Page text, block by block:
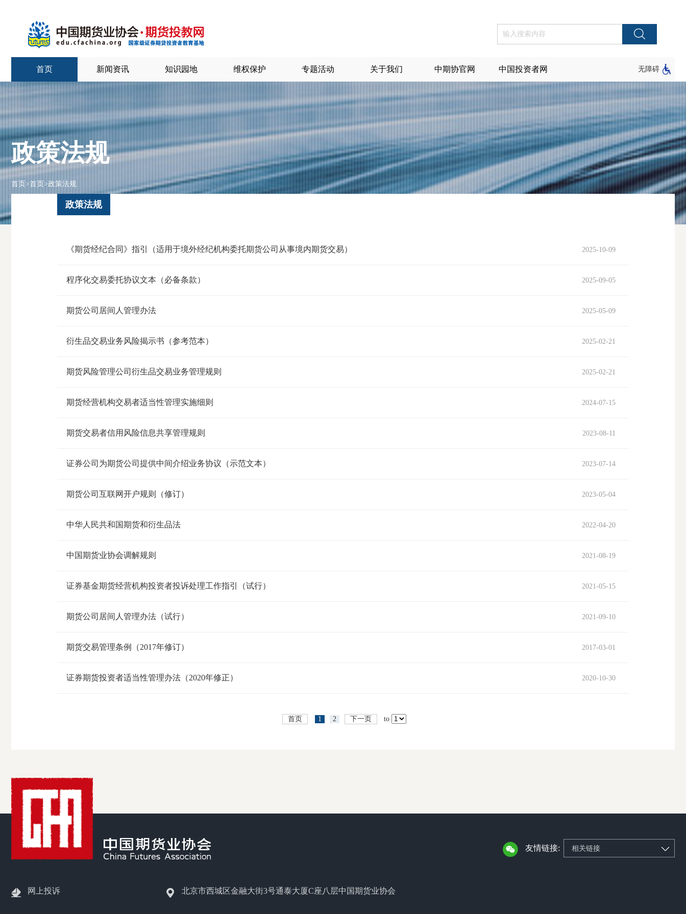
首页 新闻资讯 知识园地 维权保护 专题活动 关于我们 中期协官网 中国投资者网 无障碍
政策法规
首页>首页>政策法规
政策法规
2025-10-09
《期货经纪合同》指引（适用于境外经纪机构委托期货公司从事境内期货交易）
2025-09-05
程序化交易委托协议文本（必备条款）
2025-05-09
期货公司居间人管理办法
2025-02-21
衍生品交易业务风险揭示书（参考范本）
2025-02-21
期货风险管理公司衍生品交易业务管理规则
2024-07-15
期货经营机构交易者适当性管理实施细则
2023-08-11
期货交易者信用风险信息共享管理规则
2023-07-14
证券公司为期货公司提供中间介绍业务协议（示范文本）
2023-05-04
期货公司互联网开户规则（修订）
2022-04-20
中华人民共和国期货和衍生品法
2021-08-19
中国期货业协会调解规则
2021-05-15
证券基金期货经营机构投资者投诉处理工作指引（试行）
2021-09-10
期货公司居间人管理办法（试行）
2017-03-01
期货交易管理条例（2017年修订）
2020-10-30
证券期货投资者适当性管理办法（2020年修正）
首页 1 2 下一页 to
友情链接: 相关链接
网上投诉 北京市西城区金融大街3号通泰大厦C座八层中国期货业协会